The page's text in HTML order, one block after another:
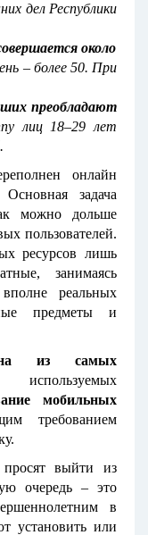
дел Республики
около
– более 50. При
преобладают
лиц 18–29 лет
онлайн
задача
можно дольше
пользователей.
ресурсов лишь
занимаясь
реальных
предметы и
из самых
мобильных
требованием
выйти из
очередь – это
в
установить или